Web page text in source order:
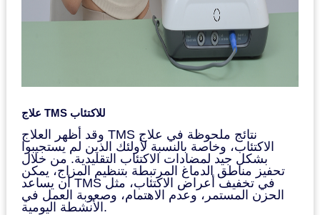
علاج TMS للاكتئاب
وقد أظهر العلاج TMS نتائج ملحوظة في علاج
الاكتئاب، وخاصة بالنسبة لأولئك الذين لم يستجيبوا
بشكل جيد لمضادات الاكتئاب التقليدية. من خلال
تحفيز مناطق الدماغ المرتبطة بتنظيم المزاج، يمكن
أن يساعد TMS في تخفيف أعراض الاكتئاب، مثل
الحزن المستمر، وعدم الاهتمام، وصعوبة العمل في
الأنشطة اليومية.